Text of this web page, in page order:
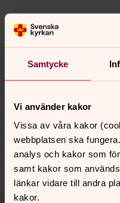
Samtycke
Vi använder kakor
Vissa av våra kakor
webbplatsen ska
analys och kakor som
samt kakor som
länkar vidare till andra
kakor.
Senast ändrad 15 juni 2026
Synpunkter eller
innehåll?
Dela
Tillbaka till toppen
Tillbaka till innehållet